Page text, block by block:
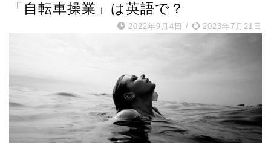
「自転車操業」は英語で？
2022年9月4日 / 2023年7月21日